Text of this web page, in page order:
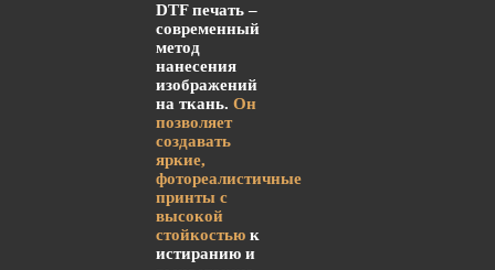
DTF печать –
современный
метод
нанесения
изображений
на ткань. Он
позволяет
создавать
яркие,
фотореалистичные
принты с
высокой
стойкостьюк
истиранию и